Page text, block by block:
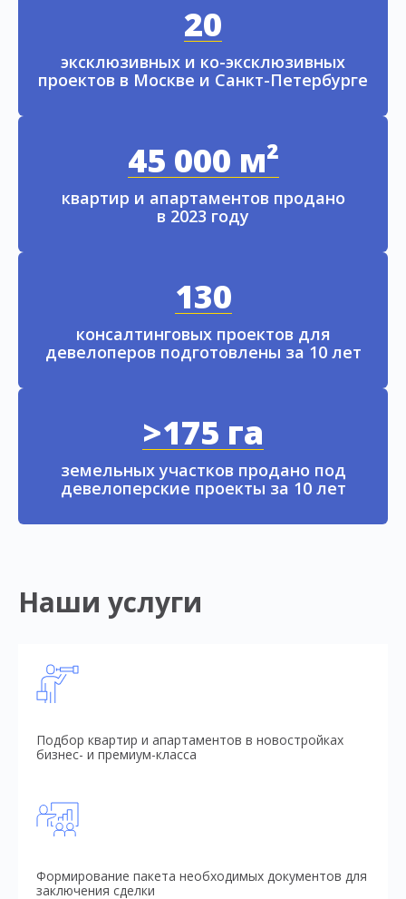
20
эксклюзивных и ко-эксклюзивных
проектов в Москве и Санкт-Петербурге
45 000 м²
квартир и апартаментов продано
в 2023 году
130
консалтинговых проектов для
девелоперов подготовлены за 10 лет
>175 га
земельных участков продано под
девелоперские проекты за 10 лет
Наши услуги
Подбор квартир и апартаментов в новостройках
бизнес- и премиум-класса
Формирование пакета необходимых документов для
заключения сделки